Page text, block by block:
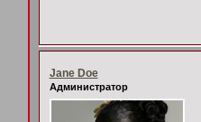
Jane Doe
Администратор